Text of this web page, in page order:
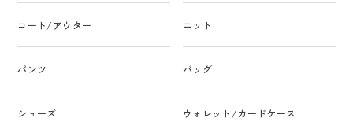
コート/アウター ニット
パンツ バッグ
シューズ ウォレット/カードケース